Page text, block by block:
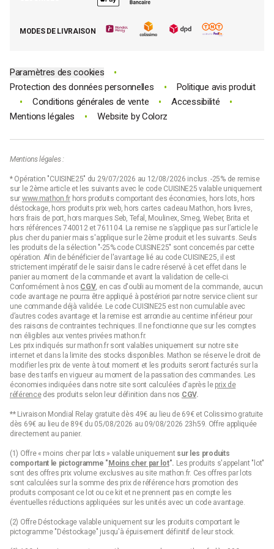
MODES DE LIVRAISON
Paramètres des cookies •
Protection des données personnelles • Politique avis produit
• Conditions générales de vente • Accessibilité •
Mentions légales • Website byColorz
Mentions légales :
* Opération "CUISINE25" du 29/07/2026 au 12/08/2026 inclus. -25% de remise
sur le 2ème article et les suivants avec le code CUISINE25 valable uniquement
sur www.mathon.frhors produits comportant des économies, hors lots, hors
déstockage, hors produits prix web, hors cartes cadeau Mathon, hors livres,
hors frais de port, hors marques Seb, Tefal, Moulinex, Smeg, Weber, Brita et
hors références 740012 et 761104. La remise ne s’applique pas sur l’article le
plus cher du panier mais s'applique sur le 2ème produit et les suivants. Seuls
les produits de la sélection "-25% code CUISINE25" sont concernés par cette
opération. Afin de bénéficier de l'avantage lié au code CUISINE25, il est
strictement impératif de le saisir dans le cadre réservé à cet effet dans le
panier au moment de la commande et avant la validation de celle-ci.
Conformément à nos CGV, en cas d'oubli au moment de la commande, aucun
code avantage ne pourra être appliqué à postériori par notre service client sur
une commande déjà validée. Le code CUISINE25 est non cumulable avec
d’autres codes avantage et la remise est arrondie au centime inférieur pour
des raisons de contraintes techniques. Il ne fonctionne que sur les comptes
non éligibles aux ventes privées mathon.fr.
Les prix indiqués sur mathon.fr sont valables uniquement sur notre site
internet et dans la limite des stocks disponibles. Mathon se réserve le droit de
modifier les prix de vente à tout moment et les produits seront facturés sur la
base des tarifs en vigueur au moment de la passation des commandes. Les
économies indiquées dans notre site sont calculées d'après le prix de
référencedes produits selon leur définition dans nos CGV.
** Livraison Mondial Relay gratuite dès 49€ au lieu de 69€ et Colissimo gratuite
dès 69€ au lieu de 89€ du 05/08/2026 au 09/08/2026 23h59. Offre appliquée
directement au panier.
(1) Offre « moins cher par lots » valable uniquement sur les produits
comportant le pictogramme "Moins cher par lot". Les produits s'appelant "lot"
sont des offres prix volume exclusives au site mathon.fr. Ces offres par lots
sont calculées sur la somme des prix de référence hors promotion des
produits composant ce lot ou ce kit et ne prennent pas en compte les
éventuelles réductions appliquées sur les unités avec un code avantage.
(2) Offre Déstockage valable uniquement sur les produits comportant le
pictogramme "Déstockage" jusqu'à épuisement définitif de leur stock.